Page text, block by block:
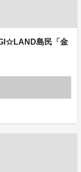
島民「金